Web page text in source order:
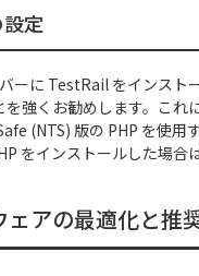
定
ーに TestRail をインスト
強くお勧めします。これ
(NTS) 版の PHP を使用
をインストールした場合
ェアの最適化と推